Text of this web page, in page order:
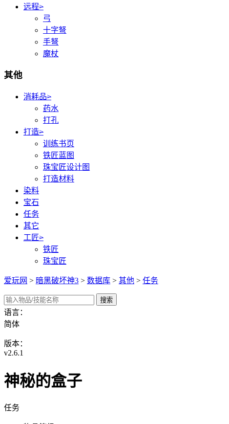
远程>
弓
十字弩
手弩
魔杖
其他
消耗品>
药水
打孔
打造>
训练书页
铁匠蓝图
珠宝匠设计图
打造材料
染料
宝石
任务
其它
工匠>
铁匠
珠宝匠
爱玩网 > 暗黑破坏神3 > 数据库 > 其他 > 任务
语言：
简体
版本：
v2.6.1
神秘的盒子
任务